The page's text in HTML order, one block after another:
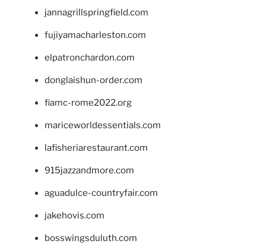
jannagrillspringfield.com
fujiyamacharleston.com
elpatronchardon.com
donglaishun-order.com
fiamc-rome2022.org
mariceworldessentials.com
lafisheriarestaurant.com
915jazzandmore.com
aguadulce-countryfair.com
jakehovis.com
bosswingsduluth.com